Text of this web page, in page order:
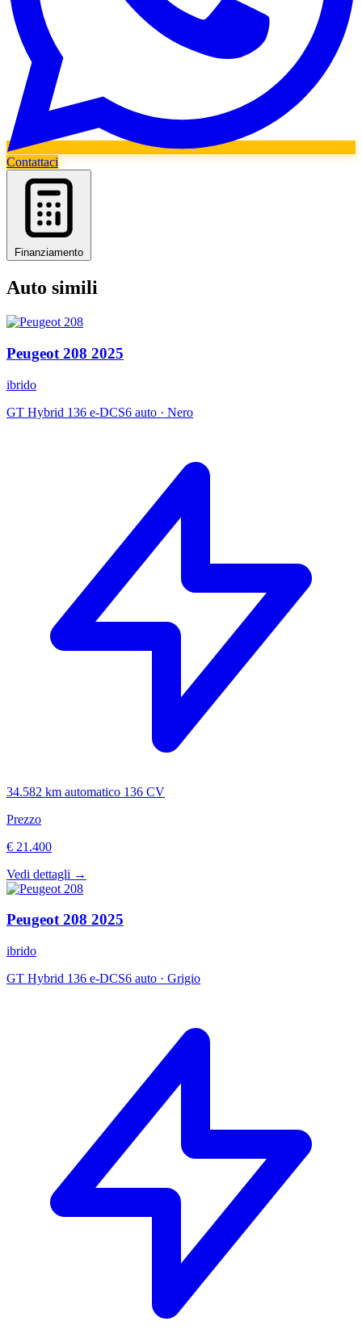
Contattaci
Finanziamento
Auto simili
Peugeot 208 2025
ibrido
GT Hybrid 136 e-DCS6 auto · Nero
34.582 km automatico 136 CV
Prezzo
€ 21.400
Vedi dettagli →
Peugeot208 2025
ibrido
GT Hybrid 136 e-DCS6 auto · Grigio